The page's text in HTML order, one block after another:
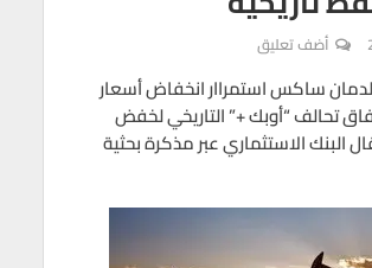
أضف تعليق
ساكس استمراار انخفاض أسعار
تحالف “أوبك +” التاريخي لخفض
البنك الاستثماري عبر مذكرة بحثية